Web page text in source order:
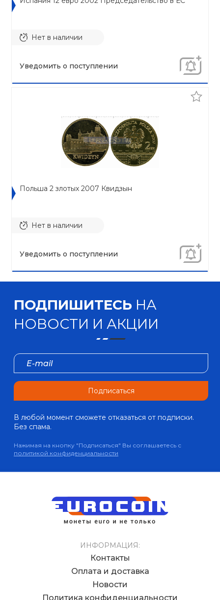
Нет в наличии
Уведомить о поступлении
Польша 2 злотых 2007 Квидзын
Нет в наличии
Уведомить о поступлении
ПОДПИШИТЕСЬ НА
НОВОСТИ И АКЦИИ
Подписаться
В любой момент сможете отказаться от подписки.
Без спама.
Нажимая на кнопку "Подписаться" Вы соглашаетесь с
политикой конфиденциальности
ИНФОРМАЦИЯ:
Контакты
Оплата и доставка
Новости
Политика конфиденциальности